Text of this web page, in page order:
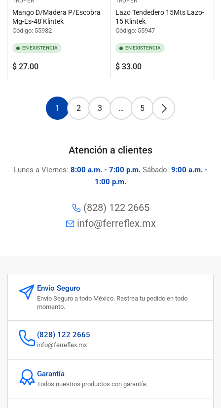
Mango D/Madera P/Escobra
Mg-Es-48 Klintek
Código: 55982
EN EXISTENCIA
Precio
regular
$ 27.00
Lazo Tendedero 15Mts Lazo-
15 Klintek
Código: 55947
EN EXISTENCIA
Precio
regular
$ 33.00
1 2 3 … 5
Atención a clientes
Lunes a Viernes: 8:00 a.m. - 7:00 p.m. Sábado: 9:00 a.m. -
1:00 p.m.
(828) 122 2665
info@ferreflex.mx
Envío Seguro
Envío Seguro a todo México. Rastrea tu pedido en todo
momento.
(828) 122 2665
info@ferreflex.mx
Garantía
Todos nuestros productos con garantía.